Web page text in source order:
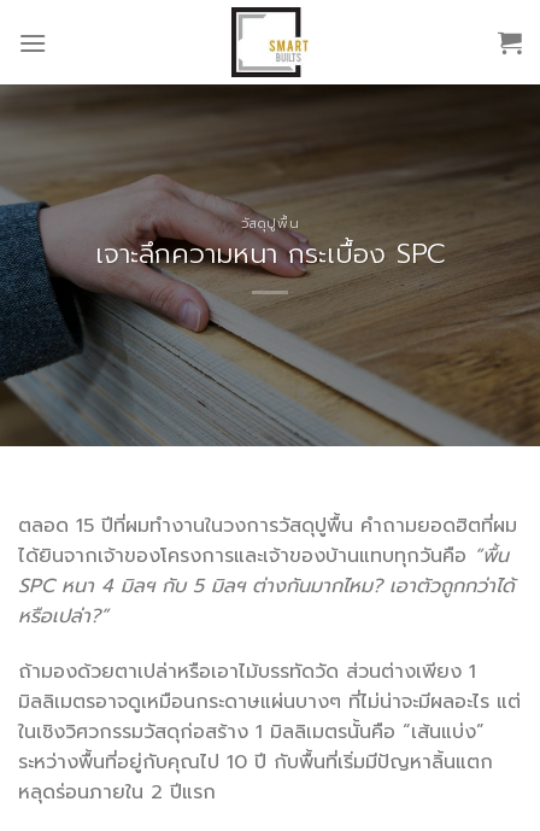
วัสดุปูพื้น
เจาะลึกความหนา กระเบื้อง SPC
ตลอด 15 ปีที่ผมทำงานในวงการวัสดุปูพื้น คำถามยอดฮิตที่ผม
ได้ยินจากเจ้าของโครงการและเจ้าของบ้านแทบทุกวันคือ “พื้น
SPC หนา 4 มิลฯ กับ 5 มิลฯ ต่างกันมากไหม? เอาตัวถูกกว่าได้
หรือเปล่า?”
ถ้ามองด้วยตาเปล่าหรือเอาไม้บรรทัดวัด ส่วนต่างเพียง 1
มิลลิเมตรอาจดูเหมือนกระดาษแผ่นบางๆ ที่ไม่น่าจะมีผลอะไร แต่
ในเชิงวิศวกรรมวัสดุก่อสร้าง 1 มิลลิเมตรนั้นคือ “เส้นแบ่ง”
ระหว่างพื้นที่อยู่กับคุณไป 10 ปี กับพื้นที่เริ่มมีปัญหาลิ้นแตก
หลุดร่อนภายใน 2 ปีแรก